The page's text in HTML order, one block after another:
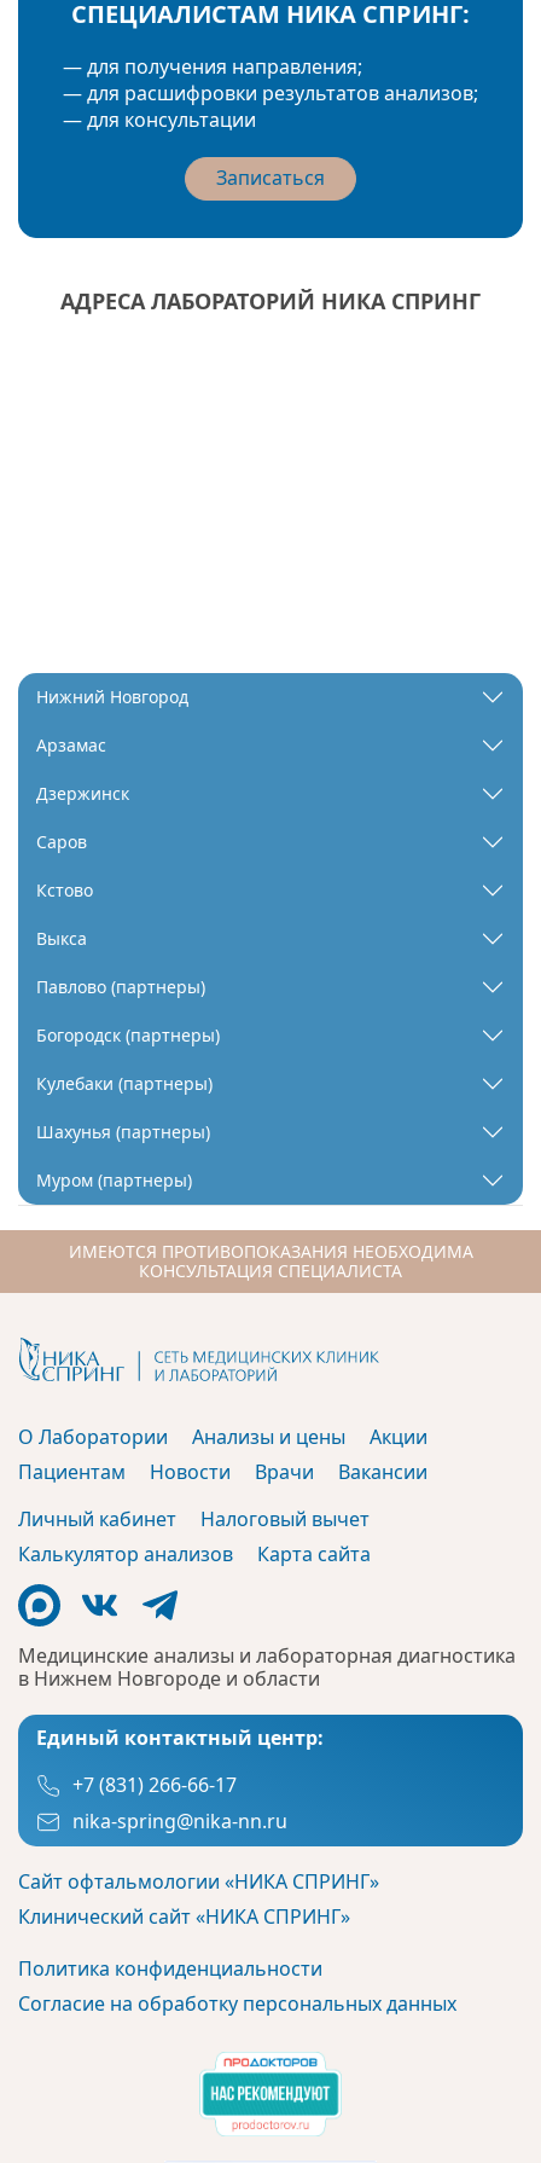
СПЕЦИАЛИСТАМ НИКА СПРИНГ:
— для получения направления;
— для расшифровки результатов анализов;
— для консультации
Записаться
АДРЕСА ЛАБОРАТОРИЙ НИКА СПРИНГ
Нижний Новгород
Арзамас
Дзержинск
Саров
Кстово
Выкса
Павлово (партнеры)
Богородск (партнеры)
Кулебаки (партнеры)
Шахунья (партнеры)
Муром (партнеры)
ИМЕЮТСЯ ПРОТИВОПОКАЗАНИЯ НЕОБХОДИМА
КОНСУЛЬТАЦИЯ СПЕЦИАЛИСТА
Медицинские анализы и лабораторная диагностика
в Нижнем Новгороде и области
Единый контактный центр:
+7 (831) 266-66-17
nika-spring@nika-nn.ru
Сайт офтальмологии «НИКА СПРИНГ»
Клинический сайт «НИКА СПРИНГ»
Политика конфиденциальности
Согласие на обработку персональных данных
О Лаборатории Анализы и цены
Акции
Пациентам
Новости Врачи
Вакансии
Личный кабинет
Налоговый вычет
Калькулятор анализов
Карта сайта